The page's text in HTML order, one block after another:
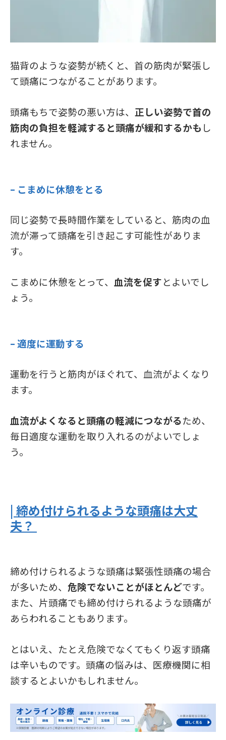
猫背のような姿勢が続くと、首の筋肉が緊張し
て頭痛につながることがあります。
頭痛もちで姿勢の悪い方は、 正しい姿勢で首の
筋肉の負担を軽減すると頭痛が緩和するかも し
れません。
– こまめに休憩をとる
同じ姿勢で長時間作業をしていると、筋肉の血
流が滞って頭痛を引き起こす可能性がありま
す。
こまめに休憩をとって、 血流を促すとよいでし
ょう。
– 適度に運動する
運動を行うと筋肉がほぐれて、血流がよくなり
ます。
血流がよくなると頭痛の軽減につながるため、
毎日適度な運動を取り入れるのがよいでしょ
う。
| 締め付けられるような頭痛は大丈
夫？
締め付けられるような頭痛は緊張性頭痛の場合
が多いため、 危険でないことがほとんどです。
また、片頭痛でも締め付けられるような頭痛が
あらわれることもあります。
とはいえ、たとえ危険でなくてもくり返す頭痛
は辛いものです。頭痛の悩みは、医療機関に相
談するとよいかもしれません。